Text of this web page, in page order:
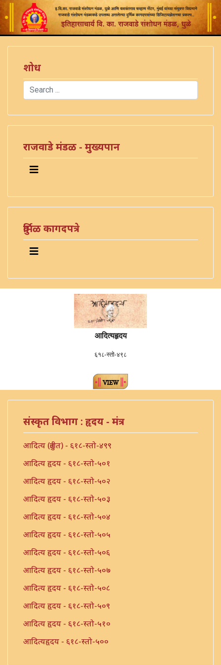
शोध
Search
राजवाडे मंडळ - मुख्यपान
दुर्मिळ कागदपत्रे
आदित्यहृदय
६१८-स्तो-४९८
संस्कृत विभाग : हृदय - मंत्र
आदित्य (त्रुटीत) - ६१८-स्तो-४९९
आदित्य हृदय - ६१८-स्तो-५०१
आदित्य हृदय - ६१८-स्तो-५०२
आदित्य हृदय - ६१८-स्तो-५०३
आदित्य हृदय - ६१८-स्तो-५०४
आदित्य हृदय - ६१८-स्तो-५०५
आदित्य हृदय - ६१८-स्तो-५०६
आदित्य हृदय - ६१८-स्तो-५०७
आदित्य हृदय - ६१८-स्तो-५०८
आदित्य हृदय - ६१८-स्तो-५०९
आदित्य हृदय - ६१८-स्तो-५१०
आदित्यहृदय - ६१८-स्तो-५००